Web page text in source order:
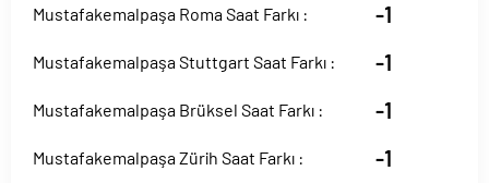
Mustafakemalpaşa Roma Saat Farkı : -1
Mustafakemalpaşa Stuttgart Saat Farkı : -1
Mustafakemalpaşa Brüksel Saat Farkı : -1
Mustafakemalpaşa Zürih Saat Farkı : -1